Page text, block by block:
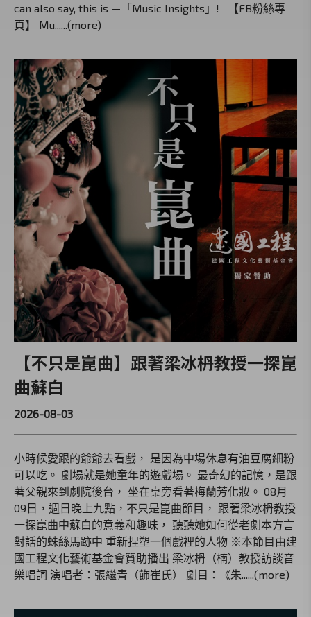
can also say, this is —「Music Insights」! 【FB粉絲專
頁】 Mu......(more)
【不只是崑曲】跟著梁冰枬教授一探崑
曲蘇白
2026-08-03
小時候愛跟的爺爺去看戲， 是因為中場休息有油豆腐細粉
可以吃。 劇場就是她童年的遊戲場。 最奇幻的記憶，是跟
著父親來到劇院後台， 坐在桌旁看著梅蘭芳化妝。 08月
09日，週日晚上九點，不只是崑曲節目， 跟著梁冰枬教授
一探崑曲中蘇白的意義和趣味， 聽聽她如何從老劇本方言
對話的蛛絲馬跡中 重新捏塑一個戲裡的人物 ※本節目由建
國工程文化藝術基金會贊助播出 梁冰枬（楠）教授訪談音
樂唱詞 演唱者：張繼青（飾崔氏） 劇目：《朱......(more)